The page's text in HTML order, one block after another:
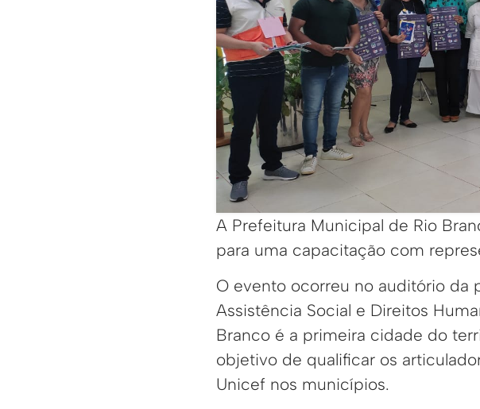
A Prefeitura Municipal de Rio
para uma capacitação com
O evento ocorreu no auditório da
Assistência Social e Direitos
Branco é a primeira cidade do
objetivo de qualificar os
Unicef nos municípios.